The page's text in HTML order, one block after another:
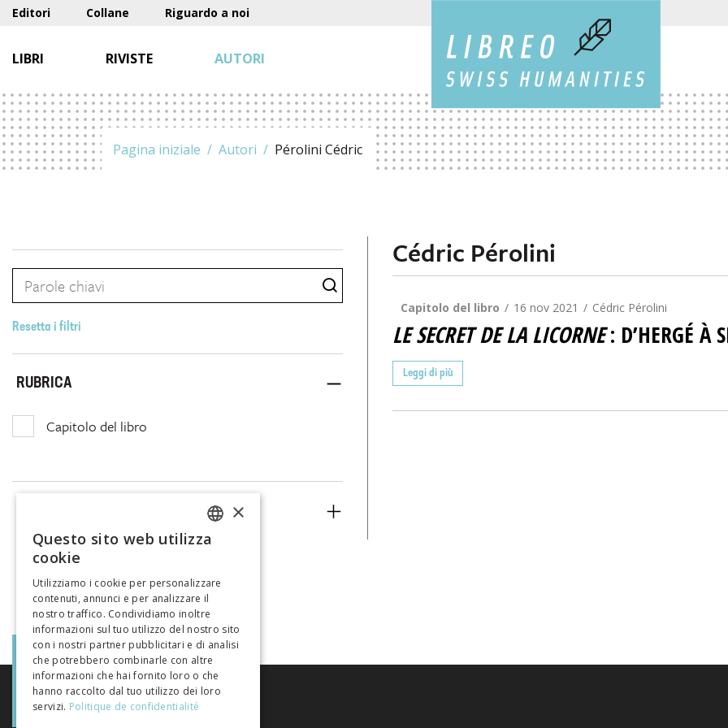
Editori Collane Riguardo a noi
LIBRI RIVISTE AUTORI
Pagina iniziale Autori Pérolini Cédric
Resetta i filtri
RUBRICA
Capitolo del libro
Cédric Pérolini
Capitolo del libro 16 nov 2021 Cédric Pérolini
LE SECRET DE LA LICORNE: D’HERGÉ À
Leggi di più
FRENCH
×
Questo sito web utilizza
cookie
Utilizziamo i cookie per personalizzare
contenuti, annunci e per analizzare il
nostro traffico. Condividiamo inoltre
informazioni sul tuo utilizzo del nostro sito
con i nostri partner pubblicitari e di analisi
che potrebbero combinarle con altre
informazioni che hai fornito loro o che
hanno raccolto dal tuo utilizzo dei loro
servizi. Politique de confidentialité